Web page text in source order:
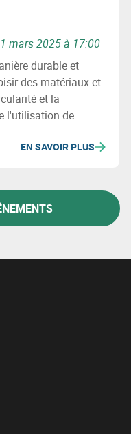
mars 2025 à 17:00
durable et
des matériaux et
et la
l'utilisation de
d'achats pour
EN SAVOIR PLUS